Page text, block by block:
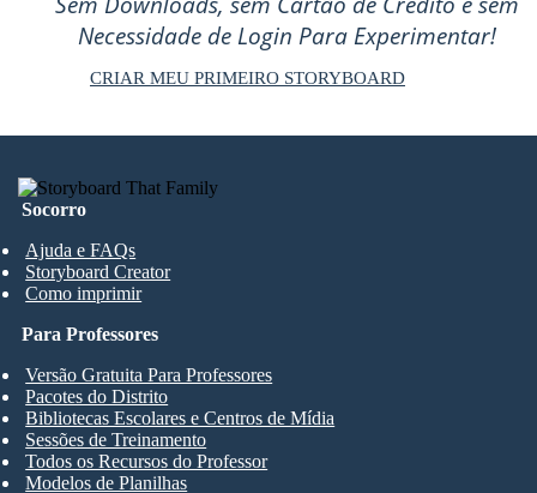
Necessidade de Login Para Experimentar!
CRIAR MEU PRIMEIRO STORYBOARD
Socorro
Ajuda e FAQs
Storyboard Creator
Como imprimir
Para Professores
Versão Gratuita Para Professores
Pacotes do Distrito
Bibliotecas Escolares e Centros de Mídia
Sessões de Treinamento
Todos os Recursos do Professor
Modelos de Planilhas